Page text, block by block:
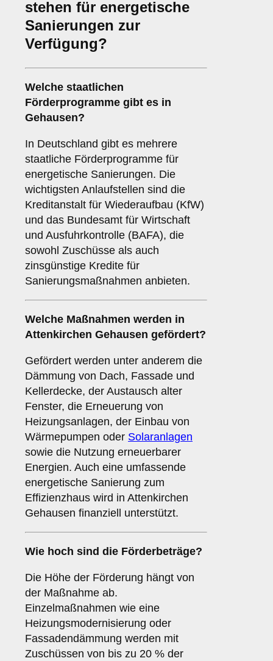
stehen für energetische
Sanierungen zur
Verfügung?
Welche staatlichen
Förderprogramme gibt es in
Gehausen?
In Deutschland gibt es mehrere
staatliche Förderprogramme für
energetische Sanierungen. Die
wichtigsten Anlaufstellen sind die
Kreditanstalt für Wiederaufbau (KfW)
und das Bundesamt für Wirtschaft
und Ausfuhrkontrolle (BAFA), die
sowohl Zuschüsse als auch
zinsgünstige Kredite für
Sanierungsmaßnahmen anbieten.
Welche Maßnahmen werden in
Attenkirchen Gehausen gefördert?
Gefördert werden unter anderem die
Dämmung von Dach, Fassade und
Kellerdecke, der Austausch alter
Fenster, die Erneuerung von
Heizungsanlagen, der Einbau von
Wärmepumpen oder Solaranlagen
sowie die Nutzung erneuerbarer
Energien. Auch eine umfassende
energetische Sanierung zum
Effizienzhaus wird in Attenkirchen
Gehausen finanziell unterstützt.
Wie hoch sind die Förderbeträge?
Die Höhe der Förderung hängt von
der Maßnahme ab.
Einzelmaßnahmen wie eine
Heizungsmodernisierung oder
Fassadendämmung werden mit
Zuschüssen von bis zu 20 % der